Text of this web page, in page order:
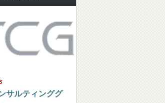
サルティンググ